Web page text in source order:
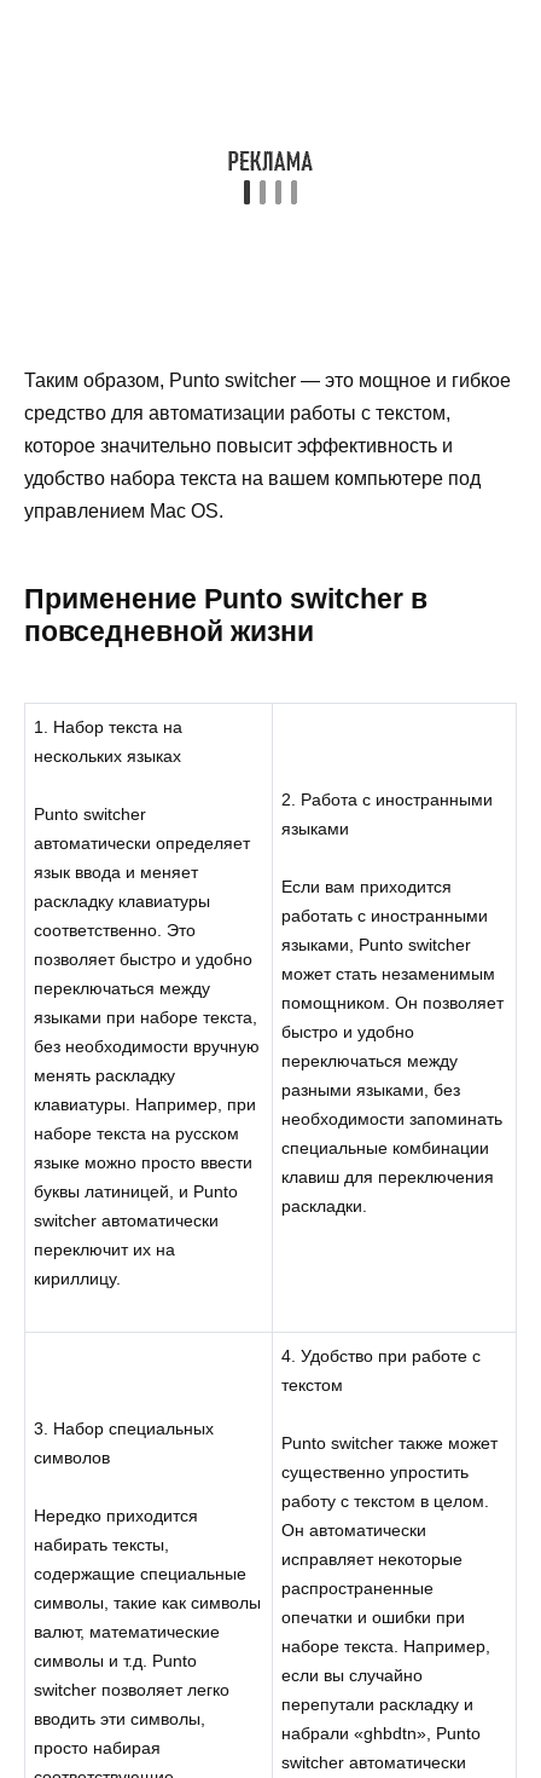
Таким образом, Punto switcher — это мощное и гибкое
средство для автоматизации работы с текстом,
которое значительно повысит эффективность и
удобство набора текста на вашем компьютере под
управлением Mac OS.
Применение Punto switcher в
повседневной жизни
1. Набор текста на
нескольких языках
Punto switcher
автоматически определяет
язык ввода и меняет
раскладку клавиатуры
соответственно. Это
позволяет быстро и удобно
переключаться между
языками при наборе текста,
без необходимости вручную
менять раскладку
клавиатуры. Например, при
наборе текста на русском
языке можно просто ввести
буквы латиницей, и Punto
switcher автоматически
переключит их на
кириллицу.
2. Работа с иностранными
языками
Если вам приходится
работать с иностранными
языками, Punto switcher
может стать незаменимым
помощником. Он позволяет
быстро и удобно
переключаться между
разными языками, без
необходимости запоминать
специальные комбинации
клавиш для переключения
раскладки.
3. Набор специальных
символов
Нередко приходится
набирать тексты,
содержащие специальные
символы, такие как символы
валют, математические
символы и т.д. Punto
switcher позволяет легко
вводить эти символы,
просто набирая
4. Удобство при работе с
текстом
Punto switcher также может
существенно упростить
работу с текстом в целом.
Он автоматически
исправляет некоторые
распространенные
опечатки и ошибки при
наборе текста. Например,
если вы случайно
перепутали раскладку и
набрали «ghbdtn», Punto
switcher автоматически